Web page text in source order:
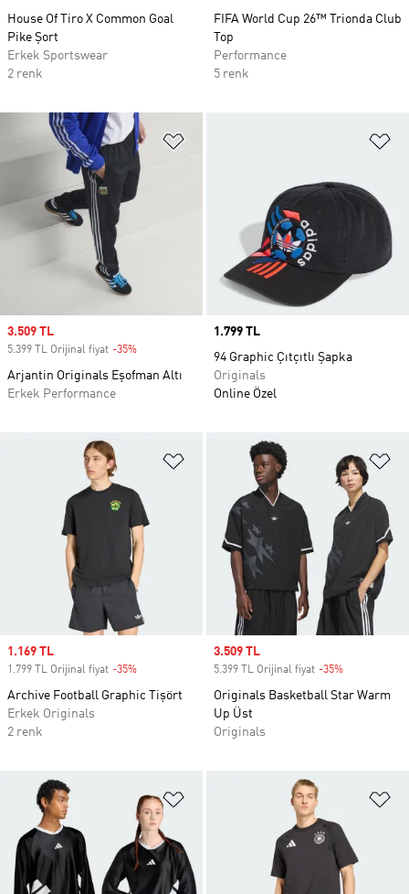
House Of Tiro X Common Goal
Pike Şort
Erkek Sportswear
2 renk
FIFA World Cup 26™ Trionda Club
Top
Performance
5 renk
Sale price
3.509 TL
5.399 TL Orijinal fiyat -35%
Arjantin Originals Eşofman Altı
Erkek Performance
Price
1.799 TL
94 Graphic Çıtçıtlı Şapka
Originals
Online Özel
Favori Listesine Ekle
Sale price
1.169 TL
1.799 TL Orijinal fiyat -35%
Archive Football Graphic Tişört
Erkek Originals
2 renk
Sale price
3.509 TL
5.399 TL Orijinal fiyat -35%
Originals Basketball Star Warm
Up Üst
Originals
Favori Listesine Ekle